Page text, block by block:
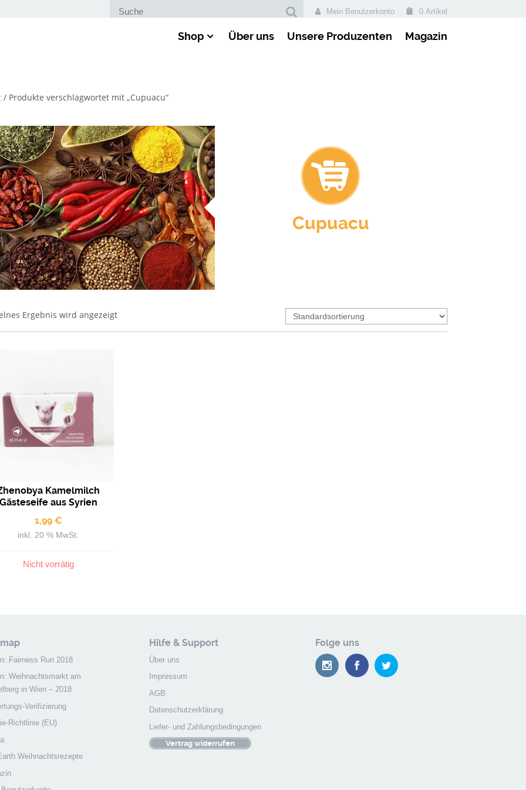
Mein Benutzerkonto 0 Artikel
Shop Über uns Unsere Produzenten Magazin
/ Produkte verschlagwortet mit „Cupuacu“
Cupuacu
Ergebnis wird angezeigt
Kamelmilch
aus Syrien
1,99 €
inkl. 20 % MwSt.
Nicht vorrätig
Fairness Run 2018
Weihnachtsmarkt am
in Wien – 2018
Verifizierung
Richtlinie (EU)
Weihnachtsrezepte
Hilfe & Support
Über uns
Impressum
AGB
Datenschutzerklärung
Liefer- und Zahlungsbedingungen
Vertrag widerrufen
Folge uns